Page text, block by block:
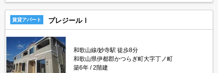
賃貸アパート プレジールⅠ
和歌山線/妙寺駅 徒歩8分
和歌山県伊都郡かつらぎ町大字丁ノ町
築6年
2階建